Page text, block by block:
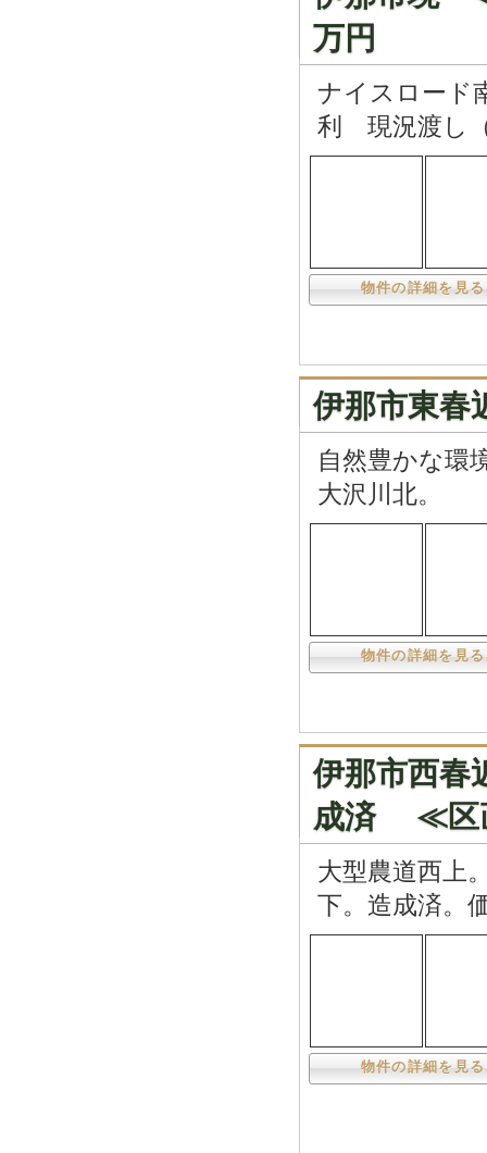
万円
ナイスロー
利 現況渡し
物件の詳細を見る
伊那市
自然豊かな環
大沢川北。
物件の詳細を見る
伊那市西
成済 ≪区
大型農道西上
下。造成済。
物件の詳細を見る